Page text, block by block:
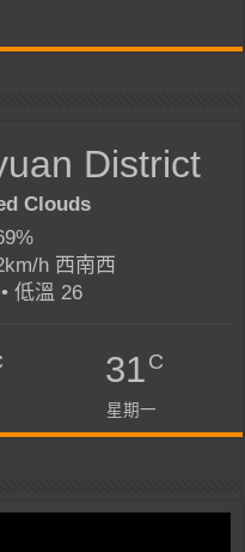
District
Clouds
h 西南西
低溫 26
31C
星期一